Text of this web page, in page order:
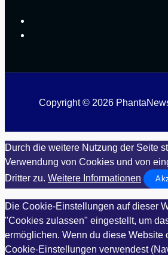
Copyright © 2026
Durch die weitere Nutzung der Seite
Verwendung von Cookies und von
Dritter zu. Weitere Informationen
Die Cookie-Einstellungen auf dieser
"Cookies zulassen" eingestellt, um
ermöglichen. Wenn du diese Website
Cookie-Einstellungen verwendest